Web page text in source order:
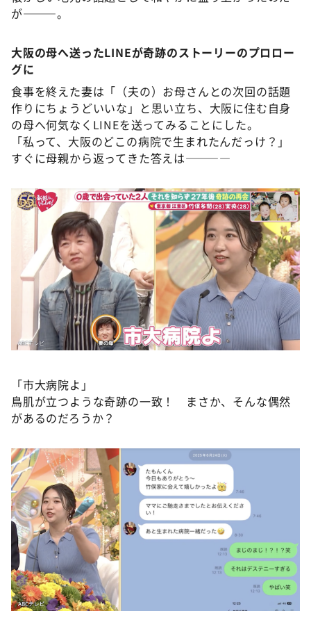
が———。
大阪の母へ送ったLINEが奇跡のストーリーのプロロー
グに
食事を終えた妻は「（夫の）お母さんとの次回の話題
作りにちょうどいいな」と思い立ち、大阪に住む自身
の母へ何気なくLINEを送ってみることにした。
「私って、大阪のどこの病院で生まれたんだっけ？」
すぐに母親から返ってきた答えは————
「市大病院よ」
鳥肌が立つような奇跡の一致！ まさか、そんな偶然
があるのだろうか？